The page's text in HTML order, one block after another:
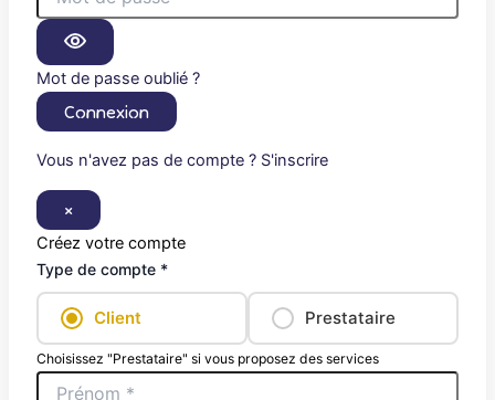
Mot de passe oublié ?
Connexion
Vous n'avez pas de compte ? S'inscrire
×
Créez votre compte
Type de compte *
Client Prestataire
Choisissez "Prestataire" si vous proposez des services